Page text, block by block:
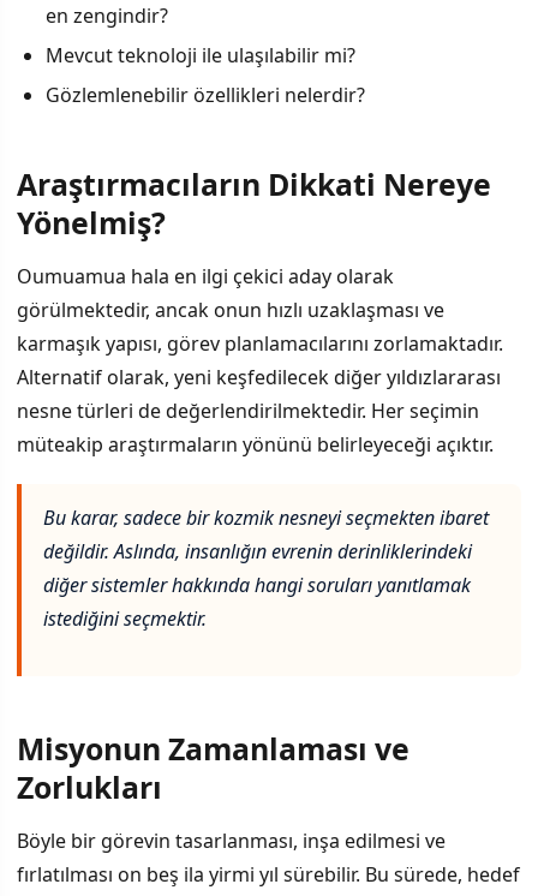
en zengindir?
Mevcut teknoloji ile ulaşılabilir mi?
Gözlemlenebilir özellikleri nelerdir?
Araştırmacıların Dikkati Nereye
Yönelmiş?
Oumuamua hala en ilgi çekici aday olarak
görülmektedir, ancak onun hızlı uzaklaşması ve
karmaşık yapısı, görev planlamacılarını zorlamaktadır.
Alternatif olarak, yeni keşfedilecek diğer yıldızlararası
nesne türleri de değerlendirilmektedir. Her seçimin
müteakip araştırmaların yönünü belirleyeceği açıktır.
Bu karar, sadece bir kozmik nesneyi seçmekten ibaret
değildir. Aslında, insanlığın evrenin derinliklerindeki
diğer sistemler hakkında hangi soruları yanıtlamak
istediğini seçmektir.
Misyonun Zamanlaması ve
Zorlukları
Böyle bir görevin tasarlanması, inşa edilmesi ve
fırlatılması on beş ila yirmi yıl sürebilir. Bu sürede, hedef